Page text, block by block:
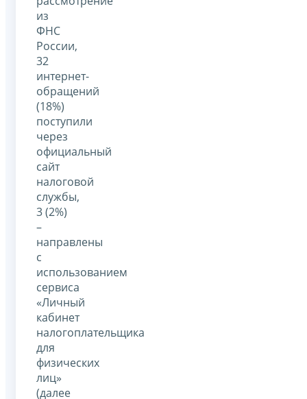
из
ФНС
России,
32
интернет-
обращений
(18%)
поступили
через
официальный
сайт
налоговой
службы,
3 (2%)
–
направлены
с
использованием
сервиса
«Личный
кабинет
налогоплательщика
для
физических
лиц»
(далее